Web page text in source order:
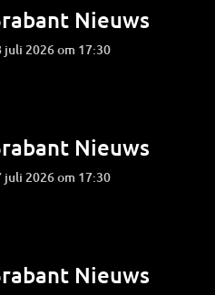
Nieuws
juli 2026 om 17:30
Nieuws
juli 2026 om 17:30
Nieuws